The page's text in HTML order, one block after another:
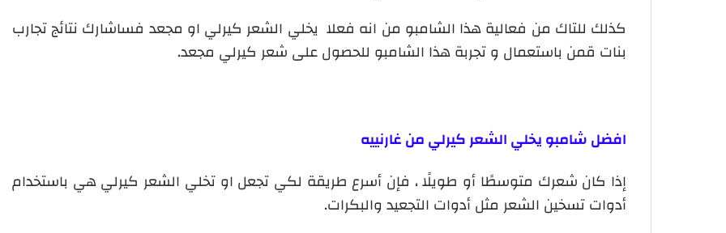
كذلك للتاك من فعالية هذا الشامبو من انه فعلا يخلي الشعر كيرلي او مجعد فساشارك نتائج تجارب
بنات قمن باستعمال و تجربة هذا الشامبو للحصول على شعر كيرلي مجعد.
افضل شامبو يخلي الشعر كيرلي من غارنييه
إذا كان شعرك متوسطًا أو طويلًا ، فإن أسرع طريقة لكي تجعل او تخلي الشعر كيرلي هي باستخدام
أدوات تسخين الشعر مثل أدوات التجعيد والبكرات.